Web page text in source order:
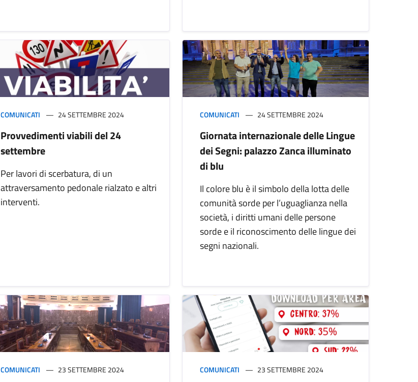
COMUNICATI 24 SETTEMBRE 2024
Provvedimenti viabili del 24
settembre
Per lavori di scerbatura, di un
attraversamento pedonale rialzato e altri
interventi.
COMUNICATI 24 SETTEMBRE 2024
Giornata internazionale delle Lingue
dei Segni: palazzo Zanca illuminato
di blu
Il colore blu è il simbolo della lotta delle
comunità sorde per l’uguaglianza nella
società, i diritti umani delle persone
sorde e il riconoscimento delle lingue dei
segni nazionali.
COMUNICATI 23 SETTEMBRE 2024 COMUNICATI 23 SETTEMBRE 2024